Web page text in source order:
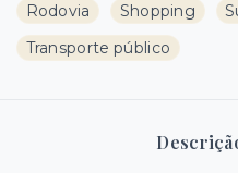
Rodovia
Shopping
Transporte público